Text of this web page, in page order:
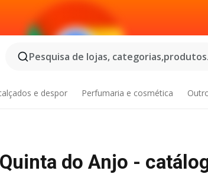
Pesquisa de lojas,
e despor Perfumaria e cosmética
do Anjo -